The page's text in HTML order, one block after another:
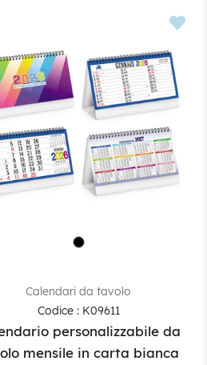
Calendari da tavolo
Codice : K09611
personalizzabile da
mensile in carta bianca